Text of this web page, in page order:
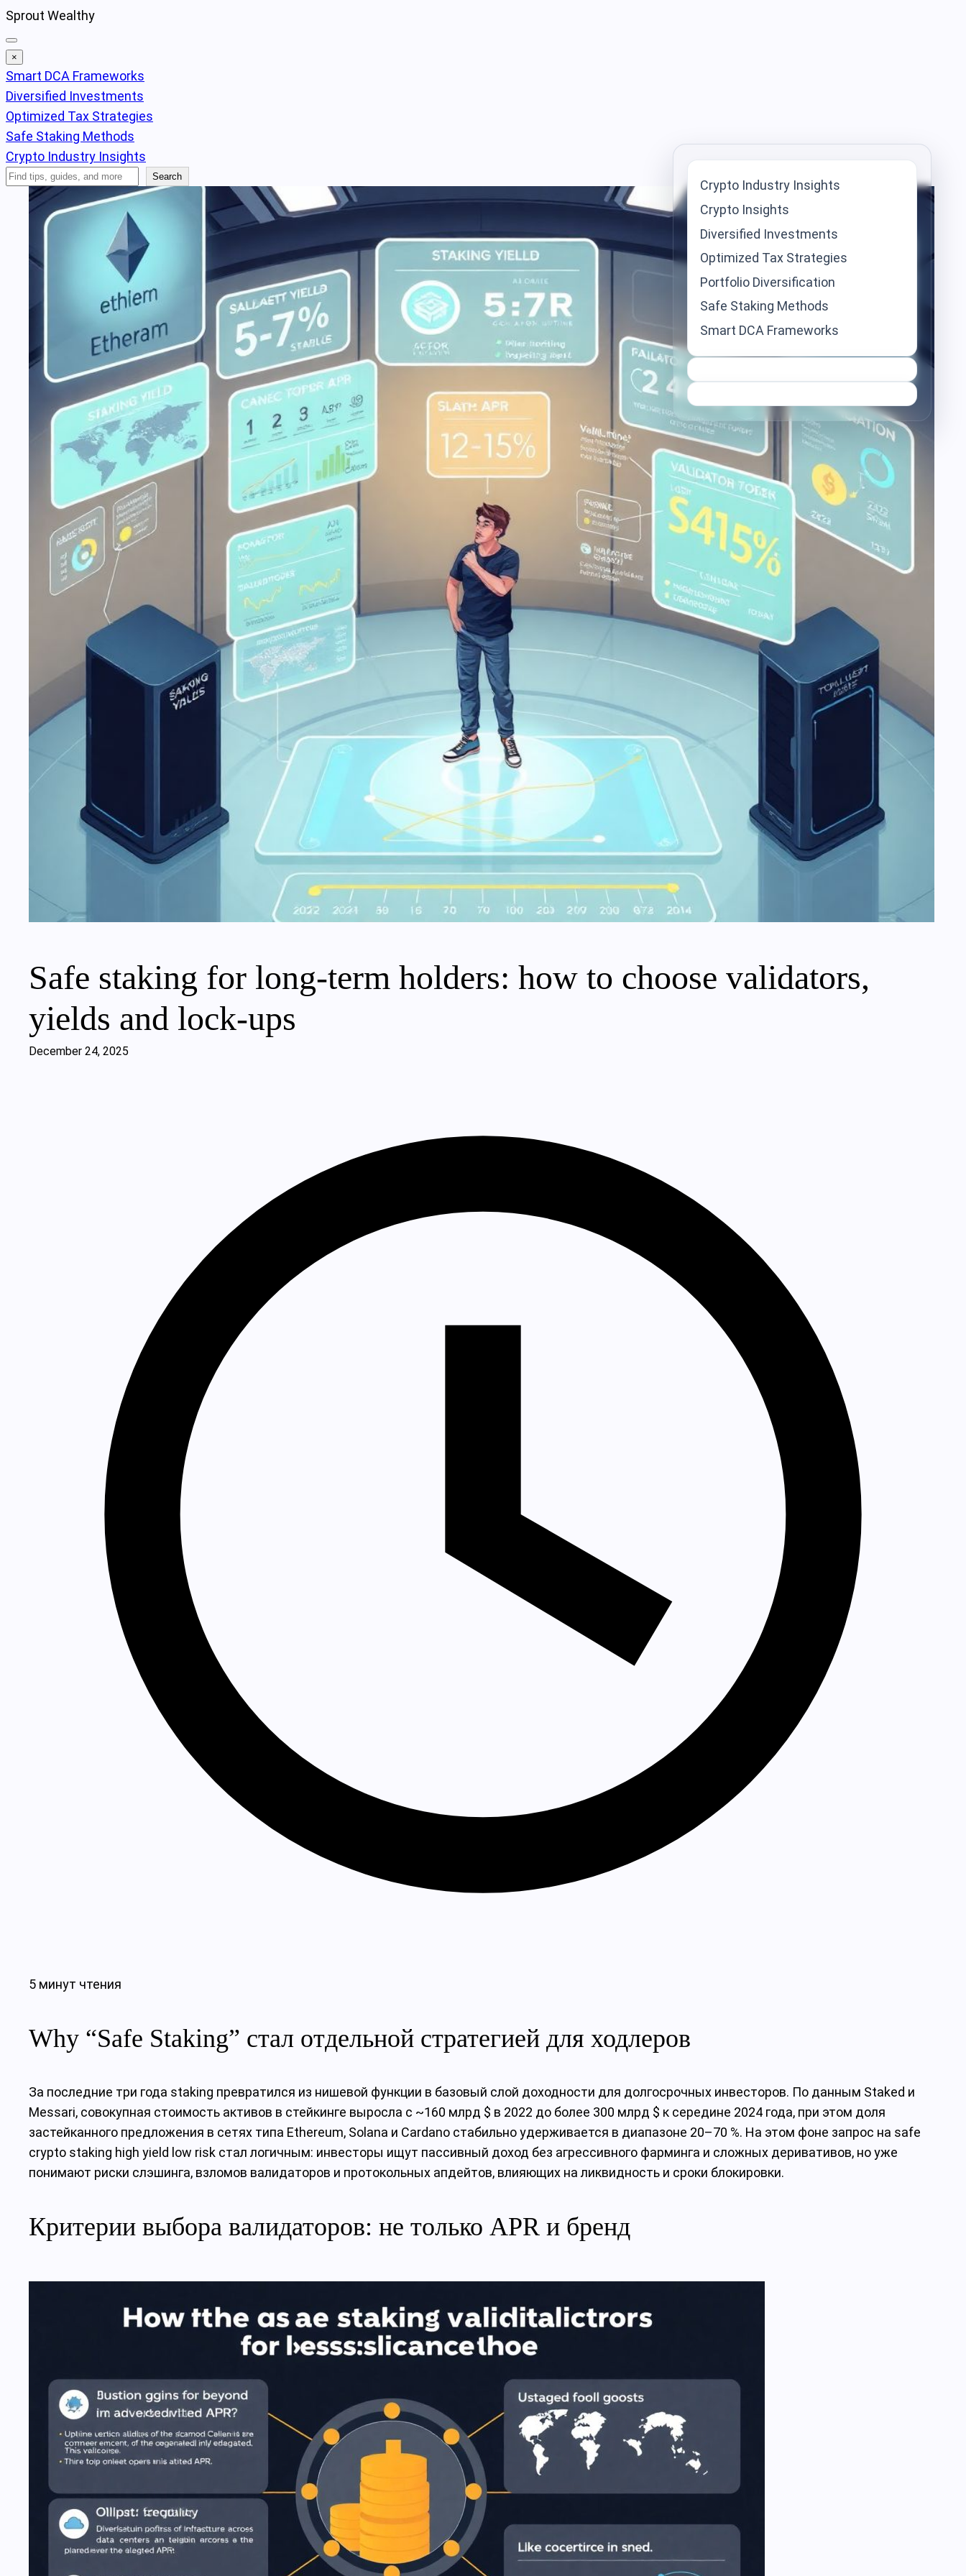
Skip
to
content
Sprout Wealthy
×
Smart DCA Frameworks
Diversified Investments
Optimized Tax Strategies
Safe Staking Methods
Crypto Industry Insights
Search
Articles
Search
Safe staking for long-term holders: how to choose validators,
yields and lock-ups
December 24, 2025
5 минут чтения
Why “Safe Staking” стал отдельной стратегией для ходлеров
За последние три года staking превратился из нишевой функции в базовый слой доходности для долгосрочных инвесторов. По данным Staked и
Messari, совокупная стоимость активов в стейкинге выросла с ~160 млрд $ в 2022 до более 300 млрд $ к середине 2024 года, при этом доля
застейканного предложения в сетях типа Ethereum, Solana и Cardano стабильно удерживается в диапазоне 20–70 %. На этом фоне запрос на safe
crypto staking high yield low risk стал логичным: инвесторы ищут пассивный доход без агрессивного фарминга и сложных деривативов, но уже
понимают риски слэшинга, взломов валидаторов и протокольных апдейтов, влияющих на ликвидность и сроки блокировки.
Критерии выбора валидаторов: не только APR и бренд
Crypto Industry Insights
Crypto Insights
Diversified Investments
Optimized Tax Strategies
Portfolio Diversification
Safe Staking Methods
Smart DCA Frameworks